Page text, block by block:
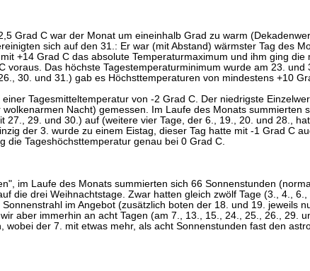
Grad C war der Monat um eineinhalb Grad zu warm
sich auf den 31.: Er war (mit Abstand) wärmster Tag des
+14 Grad C das absolute Temperaturmaximum und ihm ging die
voraus. Das höchste Tagestemperaturminimum wurde am 23. und
30. und 31.) gab es Höchsttemperaturen von mindestens +10
Tagesmitteltemperatur von -2 Grad C. Der niedrigste
Nacht) gemessen. Im Laufe des Monats summierten
27., 29. und 30.) auf (weitere vier Tage, der 6., 19., 20. und 28.,
der 3. wurde zu einem Eistag, dieser Tag hatte mit -1 Grad C
die Tageshöchsttemperatur genau bei 0 Grad C.
im Laufe des Monats summierten sich 66 Sonnenstunden
die drei Weihnachtstage. Zwar hatten gleich zwölf Tage (3., 4., 6.,
im Angebot (zusätzlich boten der 18. und 19. jeweils
aber immerhin an acht Tagen (am 7., 13., 15., 24., 25., 26., 29.
wobei der 7. mit etwas mehr, als acht Sonnenstunden fast den